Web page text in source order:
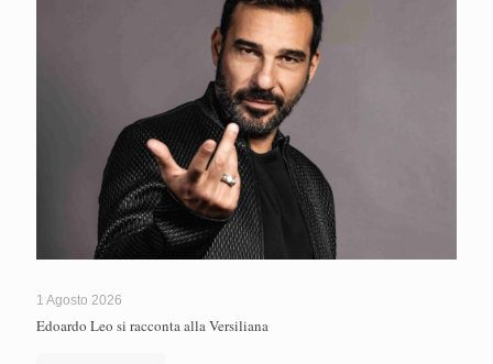
1 Agosto 2026
Edoardo Leo si racconta alla Versiliana